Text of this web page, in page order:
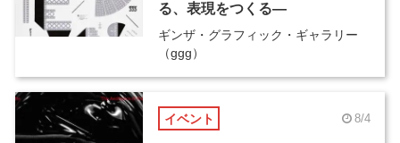
る、表現をつくる―
ギンザ・グラフィック・ギャラリー
（ggg）
イベント 8/4